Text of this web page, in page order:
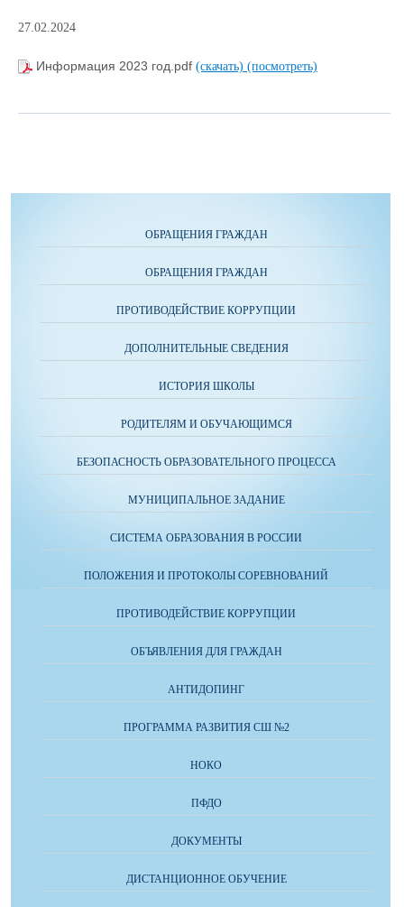
27.02.2024
Информация 2023 год.pdf (скачать) (посмотреть)
ОБРАЩЕНИЯ ГРАЖДАН
ОБРАЩЕНИЯ ГРАЖДАН
ПРОТИВОДЕЙСТВИЕ КОРРУПЦИИ
ДОПОЛНИТЕЛЬНЫЕ СВЕДЕНИЯ
ИСТОРИЯ ШКОЛЫ
РОДИТЕЛЯМ И ОБУЧАЮЩИМСЯ
БЕЗОПАСНОСТЬ ОБРАЗОВАТЕЛЬНОГО ПРОЦЕССА
МУНИЦИПАЛЬНОЕ ЗАДАНИЕ
СИСТЕМА ОБРАЗОВАНИЯ В РОССИИ
ПОЛОЖЕНИЯ И ПРОТОКОЛЫ СОРЕВНОВАНИЙ
ПРОТИВОДЕЙСТВИЕ КОРРУПЦИИ
ОБЪЯВЛЕНИЯ ДЛЯ ГРАЖДАН
АНТИДОПИНГ
ПРОГРАММА РАЗВИТИЯ СШ №2
НОКО
ПФДО
ДОКУМЕНТЫ
ДИСТАНЦИОННОЕ ОБУЧЕНИЕ